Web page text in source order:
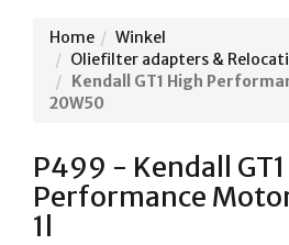
Home
Winkel
Oliefilter adapters &
Kendall GT1 High
20W50
P499 - Kendall
Performance
1l